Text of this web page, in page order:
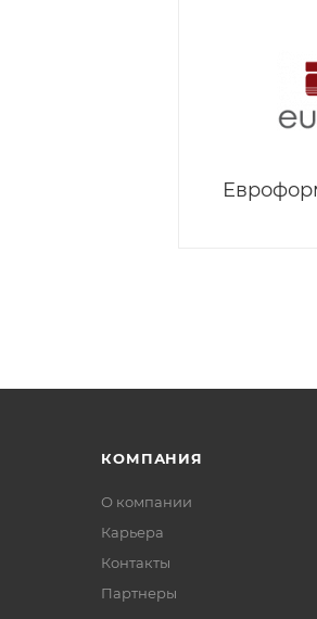
КОМПАНИЯ
О компании
Карьера
Контакты
Партнеры